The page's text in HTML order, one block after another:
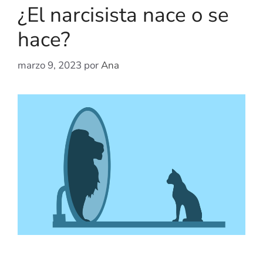
¿El narcisista nace o se
hace?
marzo 9, 2023 porAna